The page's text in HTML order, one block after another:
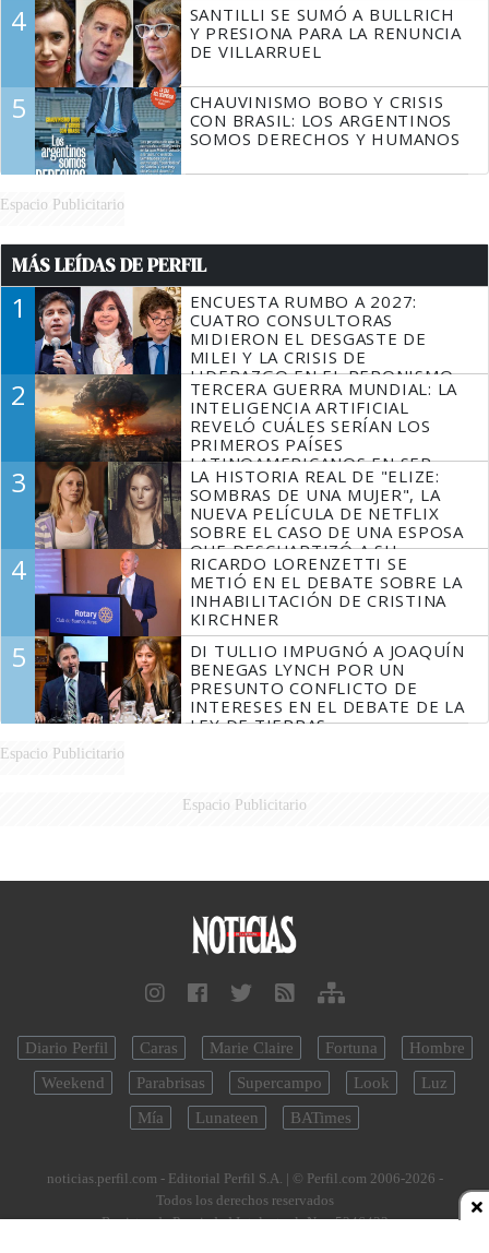
4
SANTILLI SE SUMÓ A BULLRICH
Y PRESIONA PARA LA RENUNCIA
DE VILLARRUEL
5
CHAUVINISMO BOBO Y CRISIS
CON BRASIL: LOS ARGENTINOS
SOMOS DERECHOS Y HUMANOS
Espacio Publicitario
MÁS LEÍDAS DE PERFIL
1
ENCUESTA RUMBO A 2027:
CUATRO CONSULTORAS
MIDIERON EL DESGASTE DE
MILEI Y LA CRISIS DE
LIDERAZGO EN EL PERONISMO
2
TERCERA GUERRA MUNDIAL: LA
INTELIGENCIA ARTIFICIAL
REVELÓ CUÁLES SERÍAN LOS
PRIMEROS PAÍSES
LATINOAMERICANOS EN SER
DERROTADOS
3
LA HISTORIA REAL DE "ELIZE:
SOMBRAS DE UNA MUJER", LA
NUEVA PELÍCULA DE NETFLIX
SOBRE EL CASO DE UNA ESPOSA
QUE DESCUARTIZÓ A SU
MARIDO
4
RICARDO LORENZETTI SE
METIÓ EN EL DEBATE SOBRE LA
INHABILITACIÓN DE CRISTINA
KIRCHNER
5
DI TULLIO IMPUGNÓ A JOAQUÍN
BENEGAS LYNCH POR UN
PRESUNTO CONFLICTO DE
INTERESES EN EL DEBATE DE LA
LEY DE TIERRAS
Espacio Publicitario
Espacio Publicitario
Diario Perfil Caras Marie Claire Fortuna
Hombre
Weekend
Parabrisas Supercampo Look
Luz
Mía
Lunateen BATimes
noticias.perfil.com - Editorial Perfil S.A. | © Perfil.com 2006-2026 -
Todos los derechos reservados
Registro de Propiedad Intelectual: Nro. 5346433